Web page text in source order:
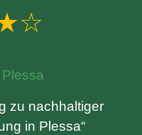
zu nachhaltiger
in Plessa“